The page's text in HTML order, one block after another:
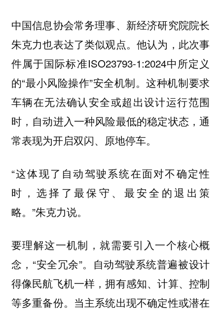
中国信息协会常务理事、新经济研究院院长
朱克力也表达了类似观点。他认为，此次事
件属于国际标准ISO23793-1:2024中所定义
的“最小风险操作”安全机制。这种机制要求
车辆在无法确认安全或超出设计运行范围
时，自动进入一种风险最低的稳定状态，通
常表现为开启双闪、原地停车。
“这体现了自动驾驶系统在面对不确定性
时，选择了最保守、最安全的退出策
略。”朱克力说。
要理解这一机制，就需要引入一个核心概
念，“安全冗余”。自动驾驶系统普遍被设计
得像民航飞机一样，拥有感知、计算、控制
等多重备份。当主系统出现不确定性或潜在